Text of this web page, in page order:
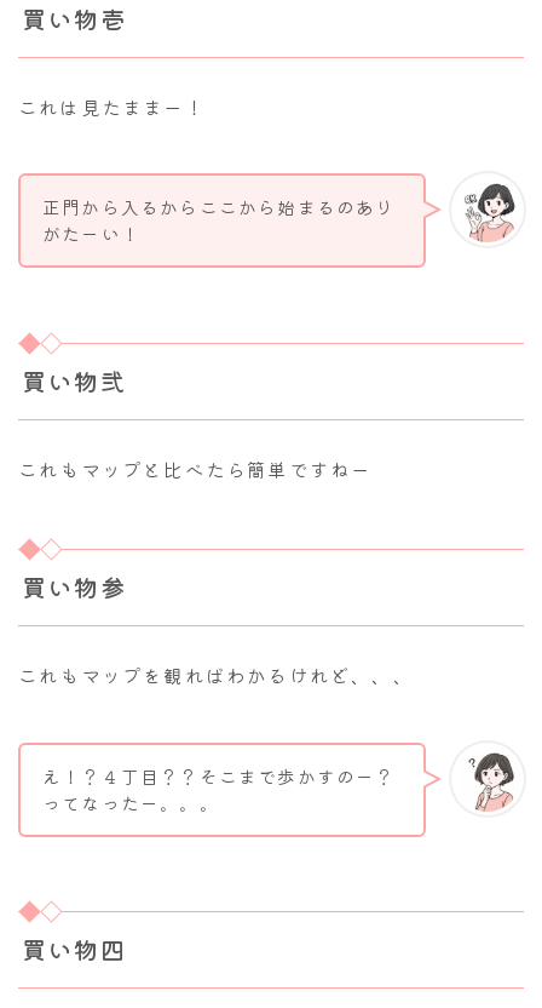
買い物壱
これは見たままー！
正門から入るからここから始まるのあり
がたーい！
買い物弐
これもマップと比べたら簡単ですねー
買い物参
これもマップを観ればわかるけれど、、、
え！？４丁目？？そこまで歩かすのー？
ってなったー。。。
買い物四